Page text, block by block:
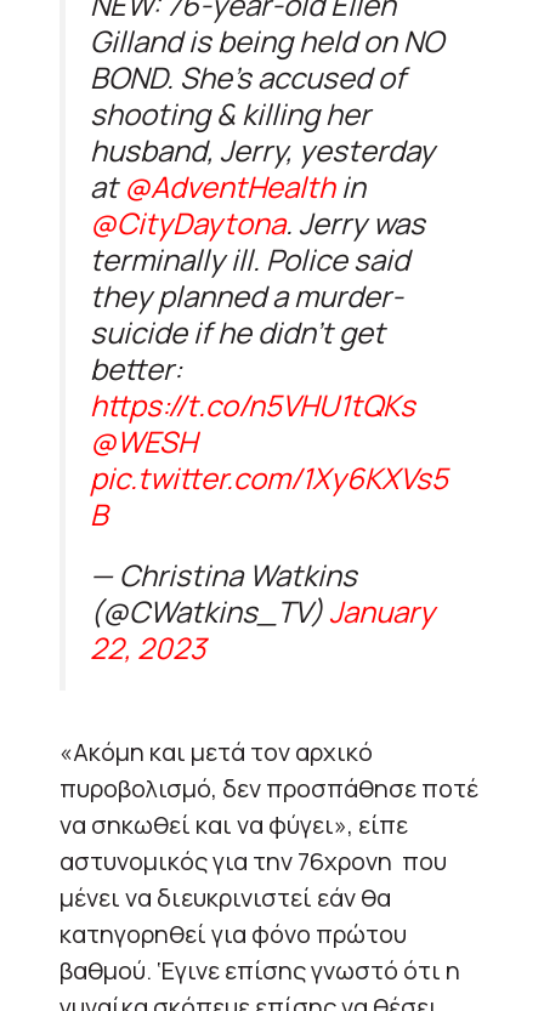
Gilland is being held on NO
BOND. She’s accused of
shooting & killing her
husband, Jerry, yesterday
at@AdventHealthin
@CityDaytona. Jerry was
terminally ill. Police said
they planned a murder-
suicide if he didn’t get
better:
https://t.co/n5VHU1tQKs
@WESH
pic.twitter.com/1Xy6KXVs5
B
— Christina Watkins
(@CWatkins_TV)January
22, 2023
«Ακόμη και μετά τον αρχικό
πυροβολισμό, δεν προσπάθησε ποτέ
να σηκωθεί και να φύγει», είπε
αστυνομικός για την 76χρονη που
μένει να διευκρινιστεί εάν θα
κατηγορηθεί για φόνο πρώτου
βαθμού. ‘Εγινε επίσης γνωστό ότι η